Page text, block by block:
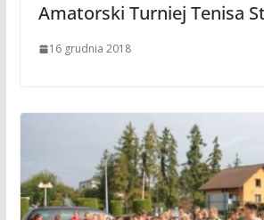
Amatorski Turniej Tenisa
16 grudnia 2018